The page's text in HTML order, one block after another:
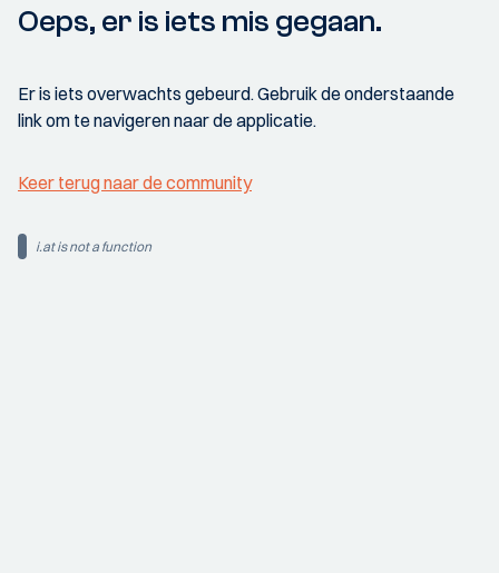
Oeps, er is iets mis gegaan.
Er is iets overwachts gebeurd. Gebruik de onderstaande
link om te navigeren naar de applicatie.
Keer terug naar de community
i.at is not a function